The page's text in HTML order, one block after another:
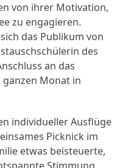
von ihrer Motivation,
zu engagieren.
das Publikum von
des
an das
ganzen Monat in
individueller Ausflüge
Picknick im
etwas beisteuerte,